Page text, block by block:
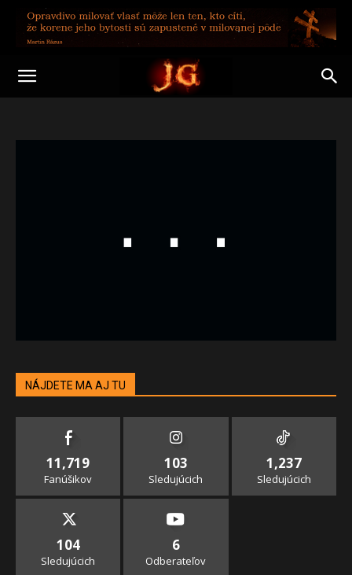
NÁJDETE MA AJ TU
11,719
Fanúšikov
103
Sledujúcich
1,237
Sledujúcich
104
Sledujúcich
6
Odberateľov